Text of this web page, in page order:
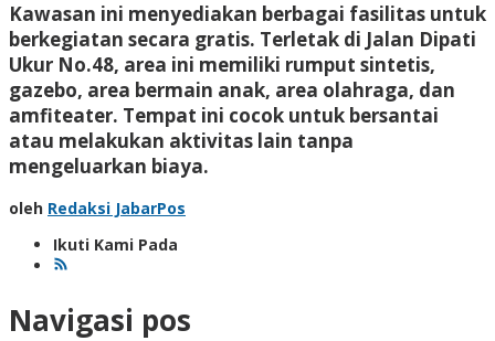
Kawasan ini menyediakan berbagai fasilitas untuk
berkegiatan secara gratis. Terletak di Jalan Dipati
Ukur No.48, area ini memiliki rumput sintetis,
gazebo, area bermain anak, area olahraga, dan
amfiteater. Tempat ini cocok untuk bersantai
atau melakukan aktivitas lain tanpa
mengeluarkan biaya.
oleh Redaksi JabarPos
Ikuti Kami Pada
Navigasi pos